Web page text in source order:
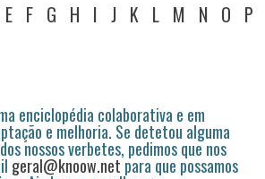
E F G H I J K L M N O P
enciclopédia colaborativa e em
e melhoria. Se detetou alguma
nossos verbetes, pedimos que nos
geral@knoow.netpara que possamos